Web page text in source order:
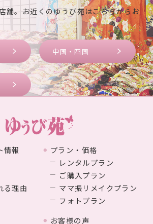
舗。お近くのゆうび苑はこちらからお
中国・四国
情報
る理由
プラン・価格
レンタルプラン
ご購入プラン
ママ振リメイクプラン
フォトプラン
お客様の声